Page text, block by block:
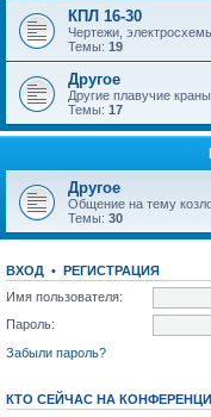
КПЛ 16-30
Чертежи,
Темы: 19
Другое
Другие плавучие
Темы: 17
Другое
Общение на тему
Темы: 30
ВХОД • РЕГИСТРАЦИЯ
Имя пользователя:
Пароль:
Забыли пароль?
КТО СЕЙЧАС НА